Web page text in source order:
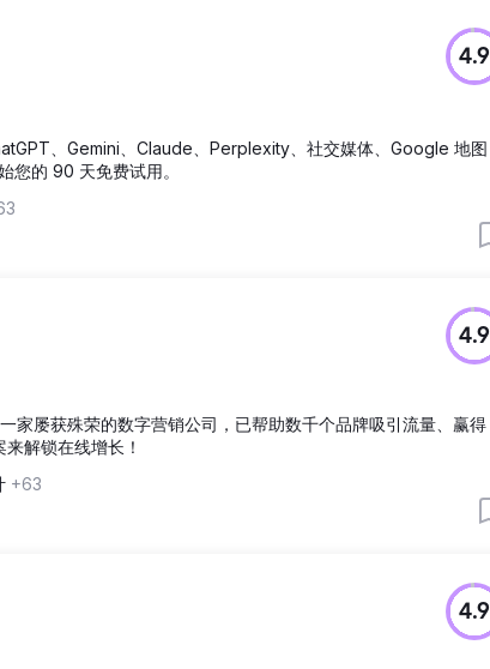
4.9
、Gemini、Claude、Perplexity、社交媒体、Google 地图
您的 90 天免费试用。
4.9
家屡获殊荣的数字营销公司，已帮助数千个品牌吸引流量、赢得
解锁在线增长！
+63
4.9